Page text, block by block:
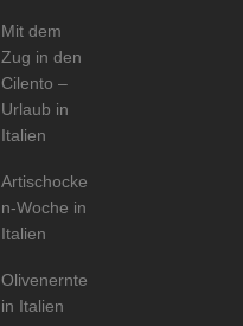
Mit dem
Zug in den
Cilento –
Urlaub in
Italien
Artischocke
n-Woche in
Italien
Olivenernte
in Italien